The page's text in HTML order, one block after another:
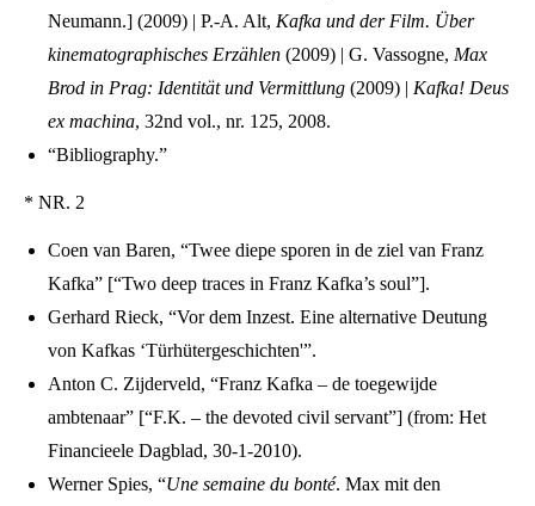
Neumann.] (2009) | P.-A. Alt, Kafka und der Film. Über
kinematographisches Erzählen (2009) | G. Vassogne, Max
Brod in Prag: Identität und Vermittlung (2009) | Kafka! Deus
ex machina, 32nd vol., nr. 125, 2008.
“Bibliography.”
* NR. 2
Coen van Baren, “Twee diepe sporen in de ziel van Franz
Kafka” [“Two deep traces in Franz Kafka’s soul”].
Gerhard Rieck, “Vor dem Inzest. Eine alternative Deutung
von Kafkas ‘Türhütergeschichten'”.
Anton C. Zijderveld, “Franz Kafka – de toegewijde
ambtenaar” [“F.K. – the devoted civil servant”] (from: Het
Financieele Dagblad, 30-1-2010).
Werner Spies, “Une semaine du bonté. Max mit den